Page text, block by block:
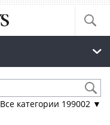
Все категории 199002 ▼